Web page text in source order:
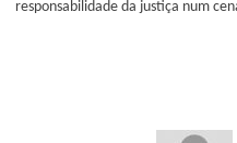
responsabilidade da justiça num